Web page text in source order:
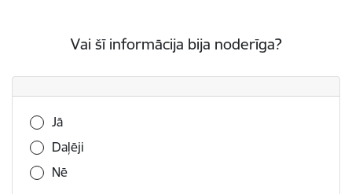
Vai šī informācija bija noderīga?
Vai šī informācija bija noderīga?
Jā
Daļēji
Nē